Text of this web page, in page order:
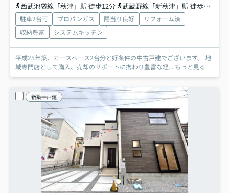
西武池袋線「秋津」駅 徒歩12分
武蔵野線「新秋津」駅 徒歩12分
駐車2台可 プロパンガス 陽当り良好
リフォーム済
収納豊富
システムキッチン
平成25年築、カースペース2台分と好条件の中古戸建でございます。 地
域専門店として購入、売却のサポートに携わり豊富な経... もっと見る
新築一戸建